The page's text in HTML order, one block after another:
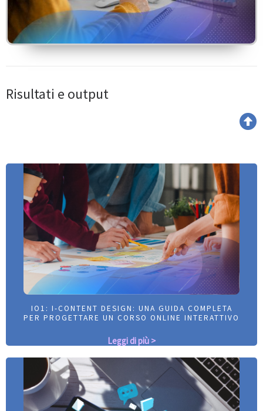
Risultati e output
IO1: I-CONTENT DESIGN: UNA GUIDA COMPLETA
PER PROGETTARE UN CORSO ONLINE INTERATTIVO
Leggi di più >
IO1: I-CONTENT DESIGN: UNA GUIDA COMPLETA
PER PROGETTARE UN CORSO ONLINE INTERATTIVO
Leggi di più >